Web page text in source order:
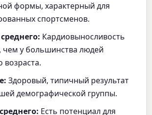
формы, характерный для
спортсменов.
Кардиовыносливость
чем у большинства людей
возраста.
Здоровый, типичный результат
демографической группы.
Есть потенциал для